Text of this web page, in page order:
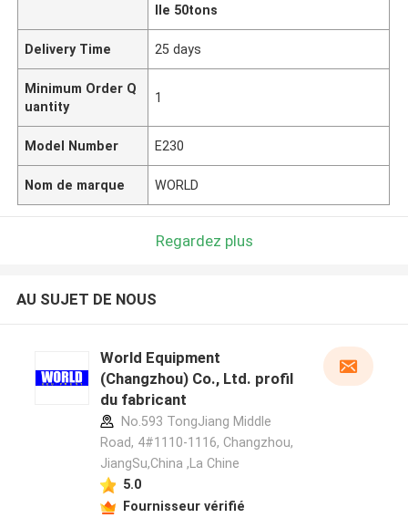
lle 50tons
Delivery Time 25 days
Minimum Order Q
uantity
1
Model Number E230
Nom de marque WORLD
Regardez plus
AU SUJET DE NOUS
World Equipment
(Changzhou) Co., Ltd. profil
du fabricant
No.593 TongJiang Middle
Road, 4#1110-1116, Changzhou,
JiangSu,China ,La Chine
5.0
Fournisseur vérifié